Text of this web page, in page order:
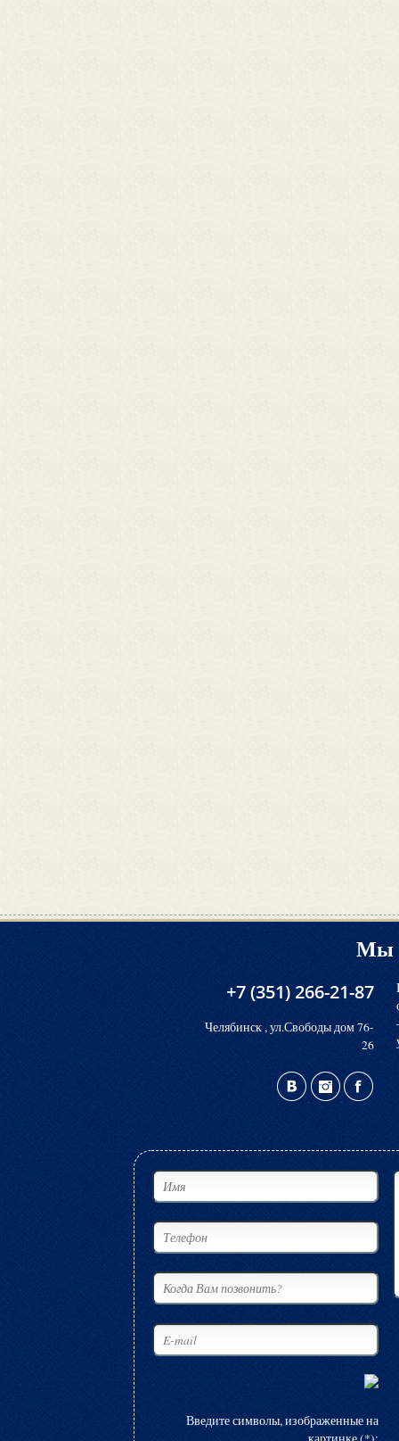
Мы
+7 (351) 266-21-87
Челябинск , ул.Свободы дом 76-
26
Введите символы, изображенные на